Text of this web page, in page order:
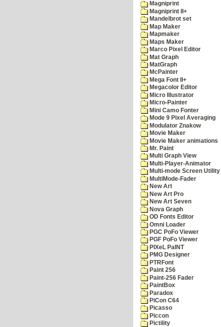
Magniprint
Magniprint II+
Mandelbrot set
Map Maker
Mapmaker
Maps Maker
Marco Pixel Editor
Mat Graph
MatGraph
McPainter
Mega Font II+
Megacolor Editor
Micro Illustrator
Micro-Painter
Mini Camo Fonter
Mode 9 Pixel Averaging
Modulator Znakow
Movie Maker
Movie Maker animations
Mr. Paint
Multi Graph View
Multi-Player-Animator
Multi-mode Screen Utility
MultiMode-Fader
New Art
New Art Pro
New Art Seven
Nova Graph
OD Fonts Editor
Omni Loader
PGC PoFo Viewer
PGF PoFo Viewer
PIXeL PaINT
PMG Designer
PTRFont
Paint 256
Paint-256 Fader
PaintBox
Paradox
PiCon C64
Picasso
Piccon
Pictility